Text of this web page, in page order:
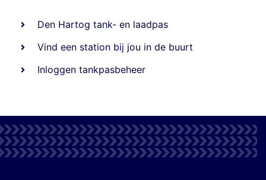
Den Hartog tank- en laadpas
Vind een station bij jou in de buurt
Inloggen tankpasbeheer